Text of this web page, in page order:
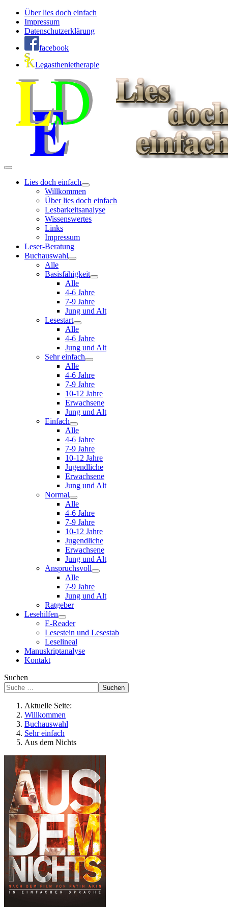
Über lies doch einfach
Impressum
Datenschutzerklärung
facebook
Legasthenietherapie
Lies doch einfach
Willkommen
Über lies doch einfach
Lesbarkeitsanalyse
Wissenswertes
Links
Impressum
Leser-Beratung
Buchauswahl
Alle
Basisfähigkeit
Alle
4-6 Jahre
7-9 Jahre
Jung und Alt
Lesestart
Alle
4-6 Jahre
Jung und Alt
Sehr einfach
Alle
4-6 Jahre
7-9 Jahre
10-12 Jahre
Erwachsene
Jung und Alt
Einfach
Alle
4-6 Jahre
7-9 Jahre
10-12 Jahre
Jugendliche
Erwachsene
Jung und Alt
Normal
Alle
4-6 Jahre
7-9 Jahre
10-12 Jahre
Jugendliche
Erwachsene
Jung und Alt
Anspruchsvoll
Alle
7-9 Jahre
Jung und Alt
Ratgeber
Lesehilfen
E-Reader
Lesestein und Lesestab
Leselineal
Manuskriptanalyse
Kontakt
Suchen
Suchen
Aktuelle Seite:
Willkommen
Buchauswahl
Sehr einfach
Aus dem Nichts